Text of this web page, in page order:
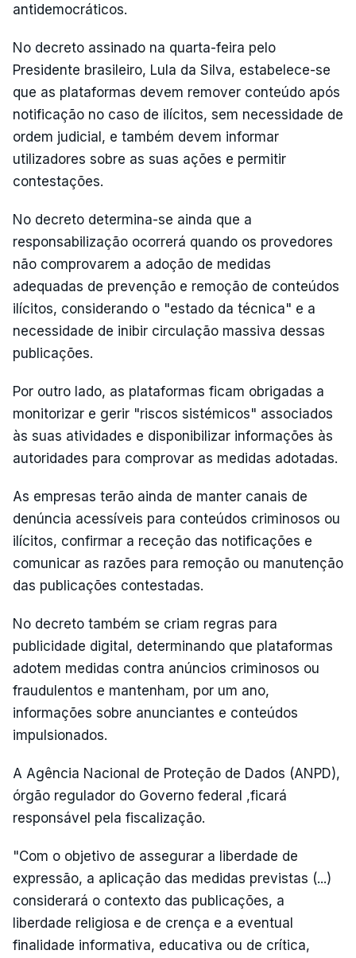
antidemocráticos.
No decreto assinado na quarta-feira pelo
Presidente brasileiro, Lula da Silva, estabelece-se
que as plataformas devem remover conteúdo após
notificação no caso de ilícitos, sem necessidade de
ordem judicial, e também devem informar
utilizadores sobre as suas ações e permitir
contestações.
No decreto determina-se ainda que a
responsabilização ocorrerá quando os provedores
não comprovarem a adoção de medidas
adequadas de prevenção e remoção de conteúdos
ilícitos, considerando o "estado da técnica" e a
necessidade de inibir circulação massiva dessas
publicações.
Por outro lado, as plataformas ficam obrigadas a
monitorizar e gerir "riscos sistémicos" associados
às suas atividades e disponibilizar informações às
autoridades para comprovar as medidas adotadas.
As empresas terão ainda de manter canais de
denúncia acessíveis para conteúdos criminosos ou
ilícitos, confirmar a receção das notificações e
comunicar as razões para remoção ou manutenção
das publicações contestadas.
No decreto também se criam regras para
publicidade digital, determinando que plataformas
adotem medidas contra anúncios criminosos ou
fraudulentos e mantenham, por um ano,
informações sobre anunciantes e conteúdos
impulsionados.
A Agência Nacional de Proteção de Dados (ANPD),
órgão regulador do Governo federal ,ficará
responsável pela fiscalização.
"Com o objetivo de assegurar a liberdade de
expressão, a aplicação das medidas previstas (...)
considerará o contexto das publicações, a
liberdade religiosa e de crença e a eventual
finalidade informativa, educativa ou de crítica,